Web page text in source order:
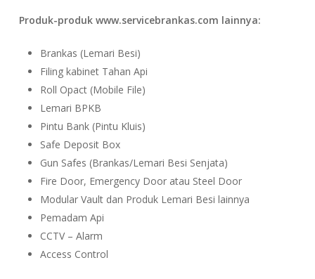
Produk-produk www.servicebrankas.com lainnya:
Brankas (Lemari Besi)
Filing kabinet Tahan Api
Roll Opact (Mobile File)
Lemari BPKB
Pintu Bank (Pintu Kluis)
Safe Deposit Box
Gun Safes (Brankas/Lemari Besi Senjata)
Fire Door, Emergency Door atau Steel Door
Modular Vault dan Produk Lemari Besi lainnya
Pemadam Api
CCTV – Alarm
Access Control